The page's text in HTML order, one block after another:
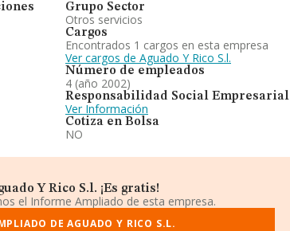
Grupo Sector
Otros servicios
Cargos
Encontrados 1 cargos en esta empresa
Ver cargos de Aguado Y Rico S.l.
Número de empleados
4 (año 2002)
Responsabilidad Social Empresarial
Ver Información
Cotiza en Bolsa
NO
Y Rico S.l. ¡Es gratis!
el Informe Ampliado de esta empresa.
DE AGUADO Y RICO S.L.